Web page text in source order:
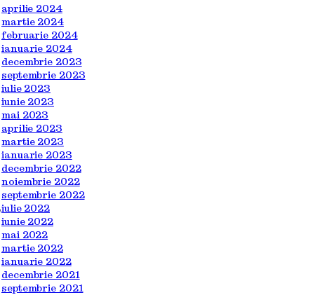
aprilie 2024
martie 2024
februarie 2024
ianuarie 2024
decembrie 2023
septembrie 2023
iulie 2023
iunie 2023
mai 2023
aprilie 2023
martie 2023
ianuarie 2023
decembrie 2022
noiembrie 2022
septembrie 2022
iulie 2022
iunie 2022
mai 2022
martie 2022
ianuarie 2022
decembrie 2021
septembrie 2021